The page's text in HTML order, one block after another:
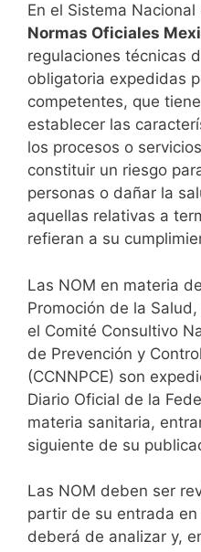
En el Sistema
Normas Oficiales
regulaciones técnicas
obligatoria expedidas
competentes, que
establecer las
los procesos o
constituir un riesgo
personas o dañar la
aquellas relativas a
refieran a su
Las NOM en materia
Promoción de la
el Comité Consultivo
de Prevención y
(CCNNPCE) son
Diario Oficial de la
materia sanitaria,
siguiente de su
Las NOM deben ser
partir de su entrada en
deberá de analizar y,